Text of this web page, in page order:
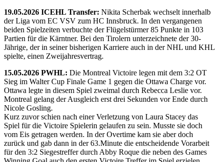
19.05.2026 ICEHL Transfer: Nikita Scherbak wechselt innerhalb
der Liga vom EC VSV zum HC Innsbruck. In den vergangenen
beiden Spielzeiten verbuchte der Flügelstürmer 85 Punkte in 103
Partien für die Kärntner. Bei den Tirolern unterzeichnete der 30-
Jährige, der in seiner bisherigen Karriere auch in der NHL und KHL
spielte, einen Zweijahresvertrag.
15.05.2026 PWHL: Die Montreal Victoire legen mit dem 3:2 OT
Sieg im Walter Cup Finale Game 1 gegen die Ottawa Charge vor.
Ottawa legte in diesem Spiel zweimal durch Rebecca Leslie vor.
Montreal gelang der Ausgleich erst drei Sekunden vor Ende durch
Nicole Gosling.
Kurz zuvor schien nach einer Verletzung von Laura Stacey das
Spiel für die Victoire Spielerin gelaufen zu sein. Musste sie doch
vom Eis getragen werden. In der Overtime kam sie aber doch
zurück und gab dann in der 63.Minute die entscheidende Vorarbeit
für den 3:2 Siegestreffer durch Abby Roque die neben des Games